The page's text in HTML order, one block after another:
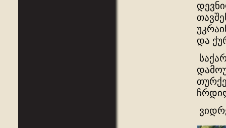
და